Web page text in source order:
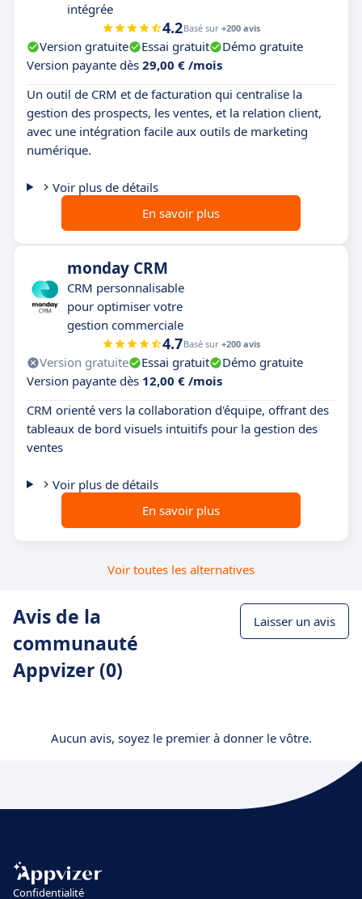
intégrée
4.2Basé sur +200 avis
Version gratuite Essai gratuit
Démo gratuite
Version payante dès 29,00 € /mois
Un outil de CRM et de facturation qui centralise la
gestion des prospects, les ventes, et la relation client,
avec une intégration facile aux outils de marketing
numérique.
Voir plus de détails
En savoir plus
monday CRM
CRM personnalisable
pour optimiser votre
gestion commerciale
4.7Basé sur +200 avis
Version gratuite Essai gratuit
Démo gratuite
Version payante dès 12,00 € /mois
CRM orienté vers la collaboration d'équipe, offrant des
tableaux de bord visuels intuitifs pour la gestion des
ventes
Voir plus de détails
En savoir plus
Voir toutes les alternatives
Avis de la
communauté
Appvizer (0)
Laisser un avis
Aucun avis, soyez le premier à donner le vôtre.
Confidentialité